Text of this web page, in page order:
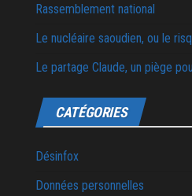
Rassemblement national
Le nucléaire saoudien, ou le
Le partage Claude, un piège
CATÉGORIES
Désinfox
Données personnelles